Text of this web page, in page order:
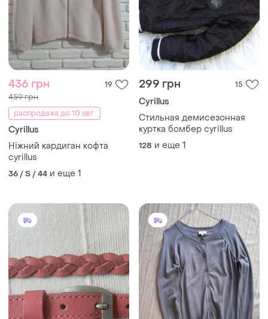
436 грн 19
459 грн
распродажа до 10 авг.
Cyrillus
Ніжний кардиган кофта
cyrillus
36 / S / 44 и еще 1
299 грн 15
Cyrillus
Стильная демисезонная
куртка бомбер cyrillus
128 и еще 1